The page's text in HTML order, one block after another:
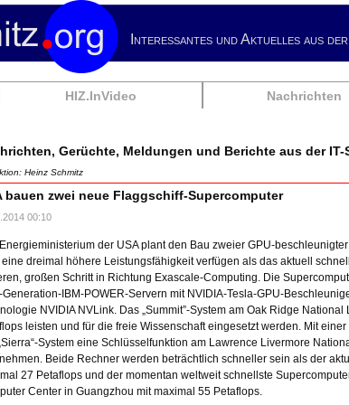
Interessantes und Aktuelles aus
HIZ.InVideo Nachrichten
Gerüchte, Meldungen und Berichte aus der IT-
Heinz Schmitz
bauen zwei neue Flaggschiff-Supercomputer
00:10
der USA plant den Bau zweier GPU-
dreimal höhere Leistungsfähigkeit verfügen als das aktuell
großen Schritt in Richtung Exascale-Computing. Die
Generation-IBM-POWER-Servern mit NVIDIA-Tesla-GPU-
NVIDIA NVLink. Das „Summit”-System am Oak Ridge
leisten und für die freie Wissenschaft eingesetzt werden. Mit
System eine Schlüsselfunktion am Lawrence Livermore
Beide Rechner werden beträchtlich schneller sein als der
27 Petaflops und der momentan weltweit schnellste
Center in Guangzhou mit maximal 55 Petaflops.